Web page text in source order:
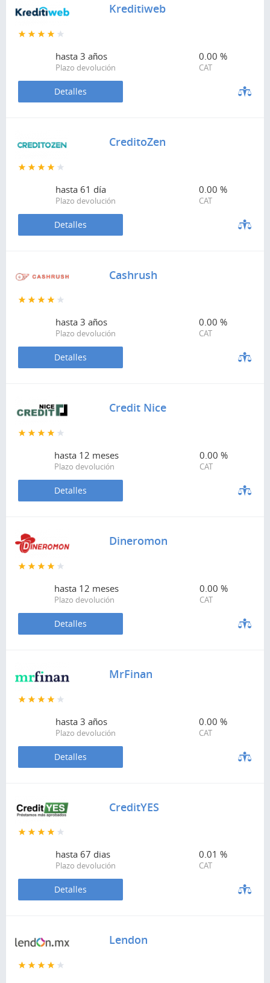
Kreditiweb
hasta 3 años
Plazo devolución
0.00 %
CAT
Detalles
CreditoZen
hasta 61 día
Plazo devolución
0.00 %
CAT
Detalles
Cashrush
hasta 3 años
Plazo devolución
0.00 %
CAT
Detalles
Credit Nice
hasta 12 meses
Plazo devolución
0.00 %
CAT
Detalles
Dineromon
hasta 12 meses
Plazo devolución
0.00 %
CAT
Detalles
MrFinan
hasta 3 años
Plazo devolución
0.00 %
CAT
Detalles
CreditYES
hasta 67 dias
Plazo devolución
0.01 %
CAT
Detalles
Lendon